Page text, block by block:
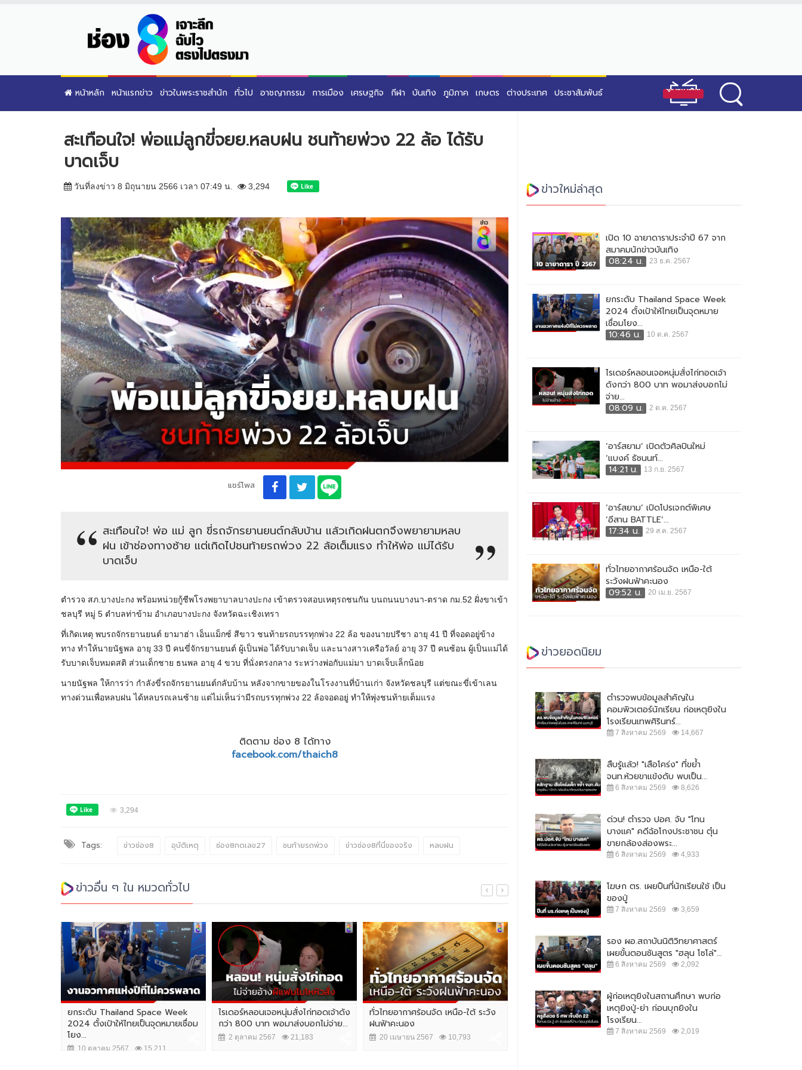
หน้าหลัก หน้าแรกข่าว ข่าวในพระราชสำนัก ทั่วไป อาชญากรรม การเมือง เศรษฐกิจ กีฬา บันเทิง ภูมิภาค เกษตร ต่างประเทศ ประชาสัมพันธ์
สะเทือนใจ! พ่อแม่ลูกขี่จยย.หลบฝน ชนท้ายพ่วง 22 ล้อ ได้รับ
บาดเจ็บ
วันที่ลงข่าว 8 มิถุนายน 2566 เวลา 07:49 น. 3,294
แชร์โพส
สะเทือนใจ! พ่อ แม่ ลูก ขี่รถจักรยานยนต์กลับบ้าน แล้วเกิดฝนตกจึงพยายามหลบ
ฝน เข้าช่องทางซ้าย แต่เกิดไปชนท้ายรถพ่วง 22 ล้อเต็มแรง ทำให้พ่อ แม่ได้รับ
บาดเจ็บ
ตำรวจ สภ.บางปะกง พร้อมหน่วยกู้ชีพโรงพยาบาลบางปะกง เข้าตรวจสอบเหตุรถชนกัน บนถนนบางนา-ตราด กม.52 ฝั่งขาเข้า
ชลบุรี หมู่ 5 ตำบลท่าข้าม อำเภอบางปะกง จังหวัดฉะเชิงเทรา
ที่เกิดเหตุ พบรถจักรยานยนต์ ยามาฮ่า เอ็นแม็กซ์ สีขาว ชนท้ายรถบรรทุกพ่วง 22 ล้อ ของนายปรีชา อายุ 41 ปี ที่จอดอยู่ข้าง
ทาง ทำให้นายนัฐพล อายุ 33 ปี คนขี่จักรยานยนต์ ผู้เป็นพ่อ ได้รับบาดเจ็บ และนางสาวเครือวัลย์ อายุ 37 ปี คนซ้อน ผู้เป็นแม่ได้
รับบาดเจ็บหมดสติ ส่วนเด็กชาย ธนพล อายุ 4 ขวบ ที่นั่งตรงกลาง ระหว่างพ่อกับแม่มา บาดเจ็บเล็กน้อย
นายนัฐพล ให้การว่า กำลังขี่รถจักรยานยนต์กลับบ้าน หลังจากขายของในโรงงานที่บ้านเก่า จังหวัดชลบุรี แต่ขณะขี่เข้าเลน
ทางด่วนเพื่อหลบฝน ได้หลบรถเลนซ้าย แต่ไม่เห็นว่ามีรถบรรทุกพ่วง 22 ล้อจอดอยู่ ทำให้พุ่งชนท้ายเต็มแรง
ติดตาม ช่อง 8 ได้ทาง
facebook.com/thaich8
3,294
Tags: ข่าวช่อง8 อุบัติเหตุ ช่อง8กดเลข27 ชนท้ายรถพ่วง ข่าวช่อง8ที่นี่ของจริง หลบฝน
ข่าวอื่น ๆ ใน หมวดทั่วไป
ยกระดับ Thailand Space Week
2024 ตั้งเป้าให้ไทยเป็นจุดหมายเชื่อม
โยง...
10 ตุลาคม 2567 15,211
ไรเดอร์หลอนเจอหนุ่มสั่งไก่ทอดเจ้าดัง
กว่า 800 บาท พอมาส่งบอกไม่จ่าย...
2 ตุลาคม 2567 21,183
ทั่วไทยอากาศร้อนจัด เหนือ-ใต้ ระวัง
ฝนฟ้าคะนอง
20 เมษายน 2567 10,793
ดื่มด่ำส่งท้ายปีกับงาน Beer & Food
Pairing Festival 2023
7,952
ประชาชนร้อยละ 41.76 ชี้ ปิดผับตี 2
22 ตุลาคม 2566
ข่าวใหม่ล่าสุด
เปิด 10 ฉายาดาราประจำปี 67 จาก
สมาคมนักข่าวบันเทิง
08:24 น.
23 ธ.ค. 2567
ยกระดับ Thailand Space Week
2024 ตั้งเป้าให้ไทยเป็นจุดหมาย
เชื่อมโยง...
10:46 น.
10 ต.ค. 2567
ไรเดอร์หลอนเจอหนุ่มสั่งไก่ทอดเจ้า
ดังกว่า 800 บาท พอมาส่งบอกไม่
จ่าย...
08:09 น.
2 ต.ค. 2567
‘อาร์สยาม’ เปิดตัวศิลปินใหม่
‘แบงค์ ธัชนนท์...
14:21 น.
13 ก.ย. 2567
‘อาร์สยาม’ เปิดโปรเจกต์พิเศษ
‘อีสาน BATTLE’...
17:34 น.
29 ส.ค. 2567
ทั่วไทยอากาศร้อนจัด เหนือ-ใต้
ระวังฝนฟ้าคะนอง
09:52 น.
20 เม.ย. 2567
ข่าวยอดนิยม
ตำรวจพบข้อมูลสำคัญใน
คอมพิวเตอร์นักเรียน ก่อเหตุยิงใน
โรงเรียนเทพศิรินทร์...
7 สิงหาคม 2569 14,667
สืบรู้แล้ว! "เสือโคร่ง" ที่ขย้ำ
จนท.ห้วยขาแข้งดับ พบเป็น...
6 สิงหาคม 2569 8,626
ด่วน! ตำรวจ ปอศ. จับ "โทน
บางแค" คดีฉ้อโกงประชาชน ตุ๋น
ขายกล้องส่องพระ...
6 สิงหาคม 2569 4,933
โฆษก ตร. เผยปืนที่นักเรียนใช้ เป็น
ของปู่
7 สิงหาคม 2569 3,659
รอง ผอ.สถาบันนิติวิทยาศาสตร์
เผยขั้นตอนชันสูตร "ฮลุน โซโล่"...
6 สิงหาคม 2569 2,092
ผู้ก่อเหตุยิงในสถานศึกษา พบก่อ
เหตุยิงปู่-ย่า ก่อนบุกยิงใน
โรงเรียน...
7 สิงหาคม 2569 2,019